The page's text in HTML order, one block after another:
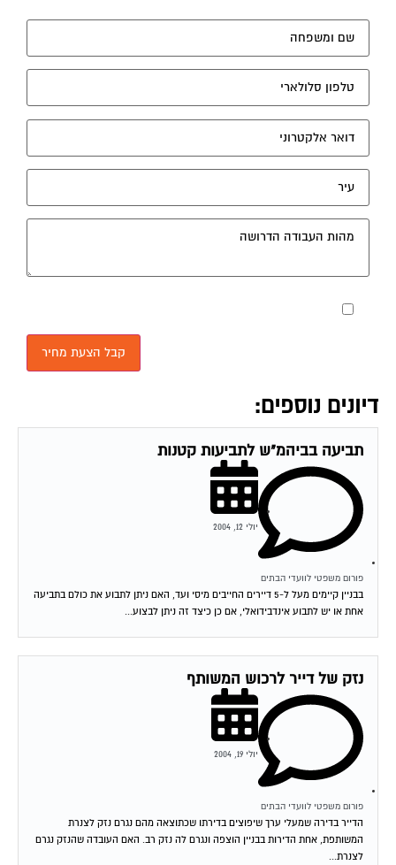
דיונים נוספים:
תביעה בביהמ"ש לתביעות קטנות
פורום משפטי לוועדי הבתים
יולי 12, 2004
בבניין קיימים מעל ל-5 דיירים החייבים מיסי ועד, האם ניתן לתבוע את כולם בתביעה
אחת או יש לתבוע אינדבידואלי, אם כן כיצד זה ניתן לבצוע...
נזק של דייר לרכוש המשותף
פורום משפטי לוועדי הבתים
יולי 19, 2004
הדייר בדירה שמעלי ערך שיפוצים בדירתו שכתוצאה מהם נגרם נזק לצנרת
המשותפת, אחת הדירות בבניין הוצפה ונגרם לה נזק רב. האם העובדה שהנזק נגרם
לצנרת...